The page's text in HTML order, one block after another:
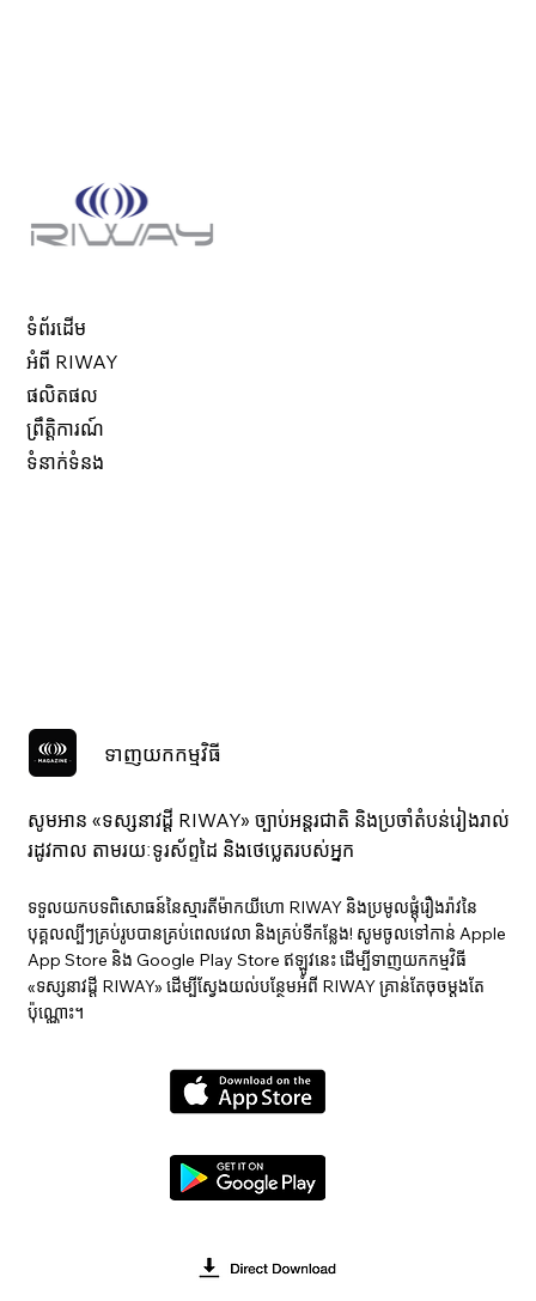
ទំព័រដើម
អំពី RIWAY
ផលិតផល
ព្រឹត្តិការណ៍
ទំនាក់ទំនង
ទាញយកកម្មវិធី
សូមអាន «ទស្សនាវ​ដ្ដី RIWAY» ច្បាប់អន្តរជាតិ និងប្រចាំតំបន់រៀងរាល់
រដូវកាល តាមរយៈទូរស័ព្ទដៃ និងថេប្លេតរបស់អ្នក
ទទួលយកបទពិសោធន៍នៃស្មារតីម៉ាកយីហោ RIWAY និងប្រមូលផ្តុំរឿងរ៉ាវនៃ
បុគ្គលល្បីៗគ្រប់រូបបានគ្រប់ពេលវេលា និងគ្រប់ទីកន្លែង! សូមចូលទៅកាន់ Apple
App Store និង Google Play Store ឥឡូវនេះ ដើម្បីទាញយកកម្មវិធី
«ទស្សនាវ​ដ្ដី RIWAY» ដើម្បីស្វែងយល់បន្ថែមអំពី RIWAY គ្រាន់តែចុចម្តងតែ
ប៉ុណ្ណោះ។